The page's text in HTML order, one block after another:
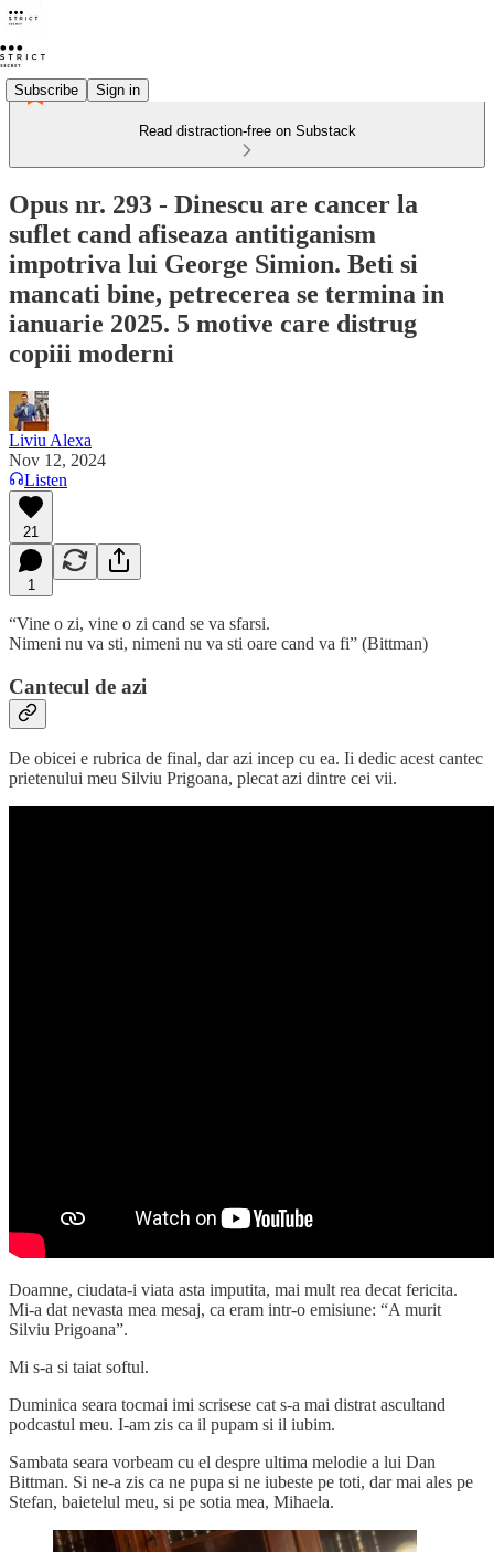
Subscribe Sign in
Read distraction-free on Substack
Opus nr. 293 - Dinescu are cancer la
suflet cand afiseaza antitiganism
impotriva lui George Simion. Beti si
mancati bine, petrecerea se termina in
ianuarie 2025. 5 motive care distrug
copiii moderni
Liviu Alexa
Nov 12, 2024
Listen
21
1
“Vine o zi, vine o zi cand se va sfarsi.
Nimeni nu va sti, nimeni nu va sti oare cand va fi” (Bittman)
Cantecul de azi
De obicei e rubrica de final, dar azi incep cu ea. Ii dedic acest cantec
prietenului meu Silviu Prigoana, plecat azi dintre cei vii.
Doamne, ciudata-i viata asta imputita, mai mult rea decat fericita.
Mi-a dat nevasta mea mesaj, ca eram intr-o emisiune: “A murit
Silviu Prigoana”.
Mi s-a si taiat softul.
Duminica seara tocmai imi scrisese cat s-a mai distrat ascultand
podcastul meu. I-am zis ca il pupam si il iubim.
Sambata seara vorbeam cu el despre ultima melodie a lui Dan
Bittman. Si ne-a zis ca ne pupa si ne iubeste pe toti, dar mai ales pe
Stefan, baietelul meu, si pe sotia mea, Mihaela.